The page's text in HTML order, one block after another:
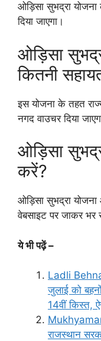
ओड़िसा सुभद्रा योजना
दिया जाएगा।
ओड़िसा
कितनी
इस योजना के तहत
नगद वाउचर दिया
ओड़िसा
करें?
ओड़िसा सुभद्रा
वेबसाइट पर जाकर
ये भी पढ़ें –
Ladli
जुलाई को
14वीं
राजस्थान